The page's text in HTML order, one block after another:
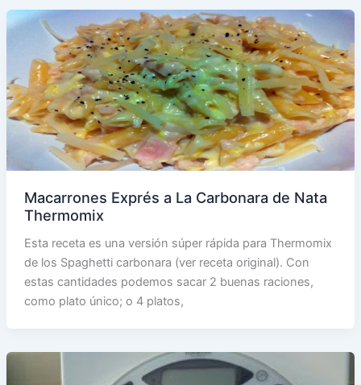
Macarrones Exprés a La Carbonara de Nata
Thermomix
Esta receta es una versión súper rápida para Thermomix
de los Spaghetti carbonara (ver receta original). Con
estas cantidades podemos sacar 2 buenas raciones,
como plato único; o 4 platos,